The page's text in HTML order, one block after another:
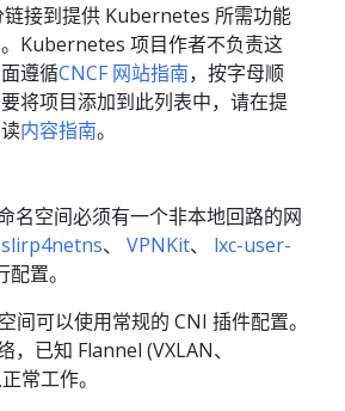
链接到提供 Kubernetes 所需功能
Kubernetes 项目作者不负责这
遵循CNCF 网站指南，按字母顺
将项目添加到此列表中，请在提
内容指南。
名空间必须有一个非本地回路的网
slirp4netns、 VPNKit、 lxc-user-
置。
间可以使用常规的 CNI 插件配置。
，已知 Flannel (VXLAN、
常工作。